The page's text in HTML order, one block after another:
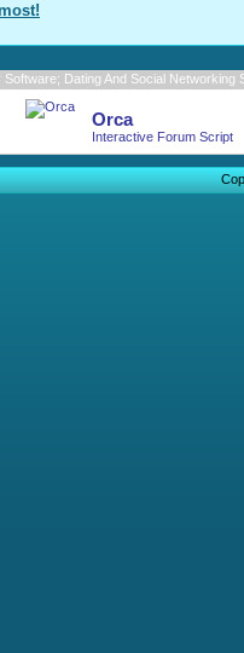
Dating And Social Networking
Orca
Interactive Forum Script